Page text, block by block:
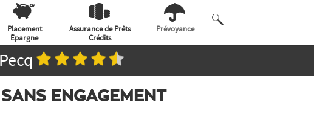
Placement
Épargne
Assurance de Prêts
Crédits
Prévoyance
ENGAGEMENT